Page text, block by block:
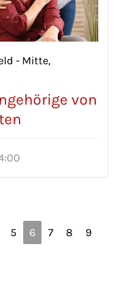
- Mitte,
von
5 6 7 8
9